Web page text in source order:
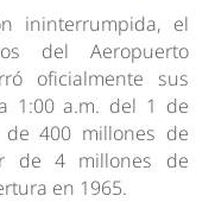
ininterrumpida, el
del Aeropuerto
oficialmente sus
1:00 a.m. del 1 de
400 millones de
de 4 millones de
en 1965.